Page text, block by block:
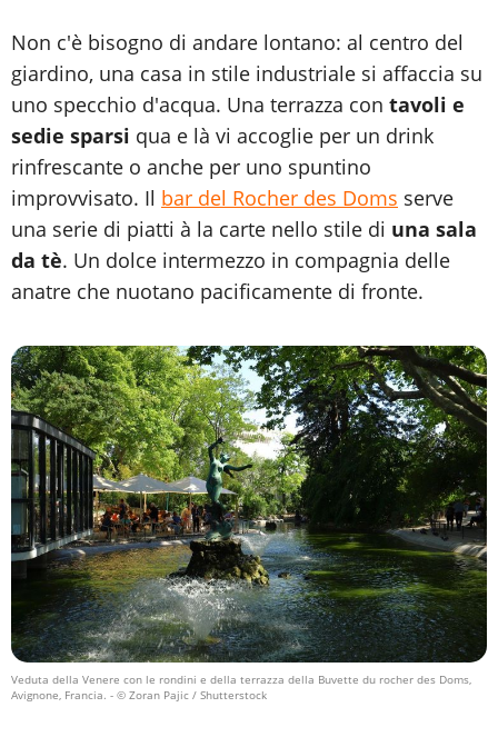
Non c'è bisogno di andare lontano: al centro del
giardino, una casa in stile industriale si affaccia su
uno specchio d'acqua. Una terrazza con tavoli e
sedie sparsi qua e là vi accoglie per un drink
rinfrescante o anche per uno spuntino
improvvisato. Il bar del Rocher des Doms serve
una serie di piatti à la carte nello stile di una sala
da tè. Un dolce intermezzo in compagnia delle
anatre che nuotano pacificamente di fronte.
Veduta della Venere con le rondini e della terrazza della Buvette du rocher des Doms,
Avignone, Francia. - © Zoran Pajic / Shutterstock